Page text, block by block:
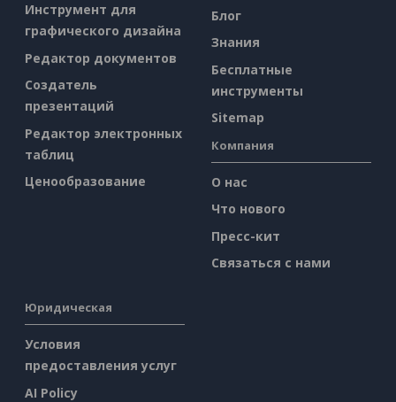
Инструмент для
графического дизайна
Редактор документов
Создатель
презентаций
Редактор электронных
таблиц
Ценообразование
Блог
Знания
Бесплатные
инструменты
Sitemap
Компания
О нас
Что нового
Пресс-кит
Связаться с нами
Юридическая
Условия
предоставления услуг
AI Policy